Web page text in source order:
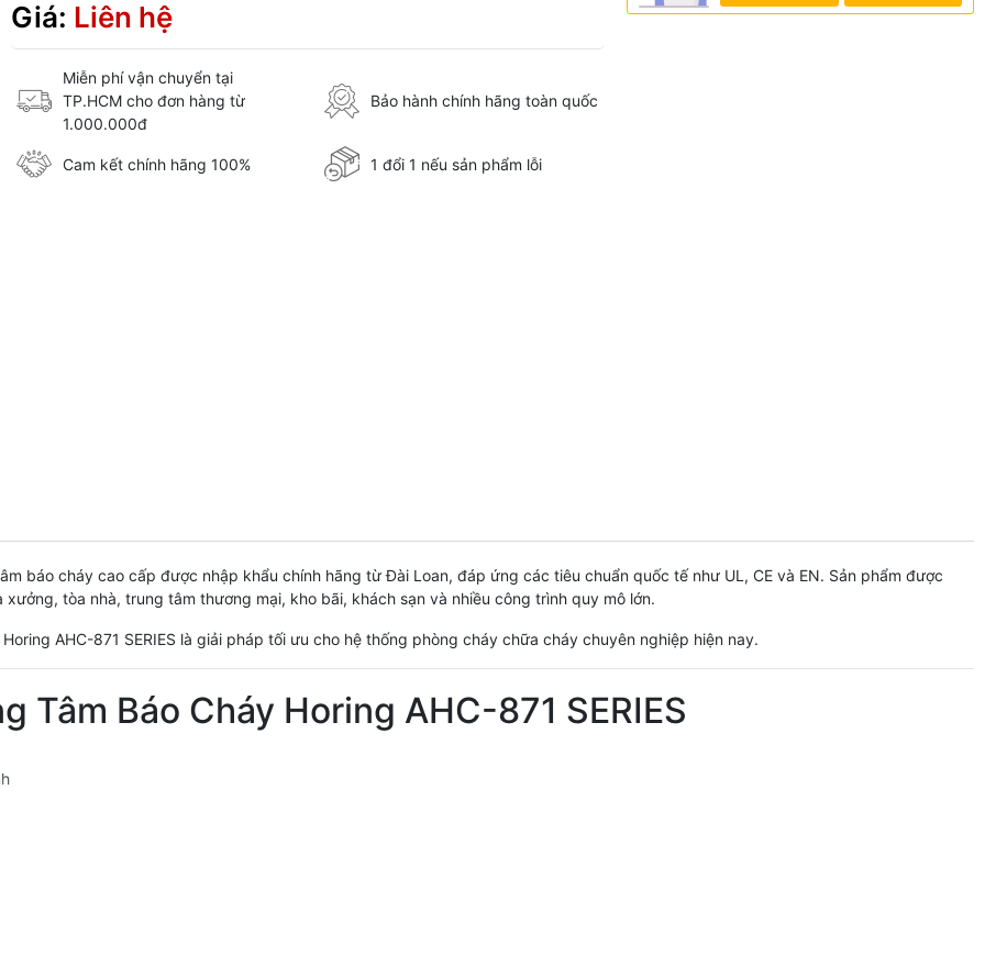
Giá: Liên hệ
Miễn phí vận chuyển tại
TP.HCM cho đơn hàng từ
1.000.000đ
Bảo hành chính hãng toàn quốc
Cam kết chính hãng 100% 1 đổi 1 nếu sản phẩm lỗi
báo cháy cao cấp được nhập khẩu chính hãng từ Đài Loan, đáp ứng các tiêu chuẩn quốc tế như UL, CE và EN. Sản phẩm được
xưởng, tòa nhà, trung tâm thương mại, kho bãi, khách sạn và nhiều công trình quy mô lớn.
AHC-871 SERIES là giải pháp tối ưu cho hệ thống phòng cháy chữa cháy chuyên nghiệp hiện nay.
Tâm Báo Cháy Horing AHC-871 SERIES